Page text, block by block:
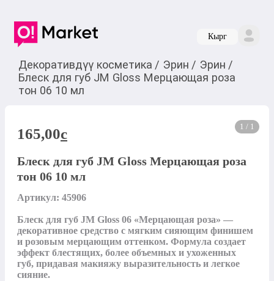
Кырг
Декоративдүү косметика / Эрин / Эрин /
Блеск для губ JM Gloss Мерцающая роза
тон 06 10 мл
1 / 1
165,00c
Блеск для губ JM Gloss Мерцающая роза
тон 06 10 мл
Артикул: 45906
Блеск для губ JM Gloss 06 «Мерцающая роза» —
декоративное средство с мягким сияющим финишем
и розовым мерцающим оттенком. Формула создает
эффект блестящих, более объемных и ухоженных
губ, придавая макияжу выразительность и легкое
сияние.